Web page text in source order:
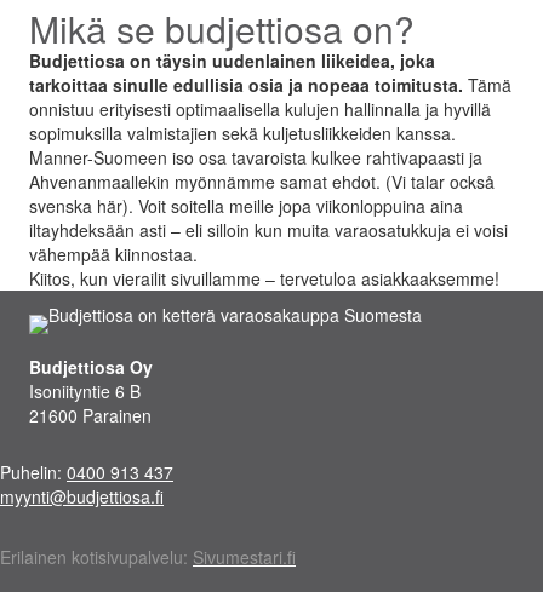
Mikä se budjettiosa on?
Budjettiosa on täysin uudenlainen liikeidea, joka
tarkoittaa sinulle edullisia osia ja nopeaa toimitusta. Tämä
onnistuu erityisesti optimaalisella kulujen hallinnalla ja hyvillä
sopimuksilla valmistajien sekä kuljetusliikkeiden kanssa.
Manner-Suomeen iso osa tavaroista kulkee rahtivapaasti ja
Ahvenanmaallekin myönnämme samat ehdot. (Vi talar också
svenska här). Voit soitella meille jopa viikonloppuina aina
iltayhdeksään asti – eli silloin kun muita varaosatukkuja ei voisi
vähempää kiinnostaa.
Kiitos, kun vierailit sivuillamme – tervetuloa asiakkaaksemme!
Budjettiosa Oy
Isoniityntie 6 B
21600 Parainen
Puhelin: 0400 913 437
myynti@budjettiosa.fi
Erilainen kotisivupalvelu: Sivumestari.fi